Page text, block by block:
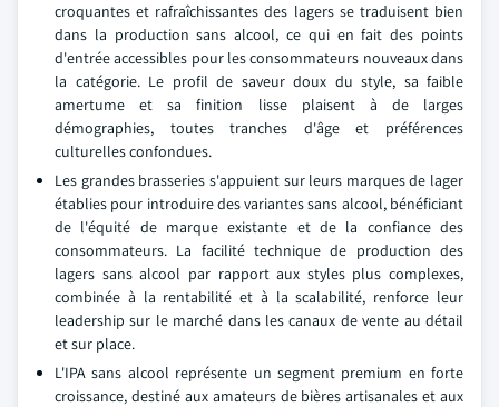
croquantes et rafraîchissantes des lagers se traduisent bien
dans la production sans alcool, ce qui en fait des points
d'entrée accessibles pour les consommateurs nouveaux dans
la catégorie. Le profil de saveur doux du style, sa faible
amertume et sa finition lisse plaisent à de larges
démographies, toutes tranches d'âge et préférences
culturelles confondues.
Les grandes brasseries s'appuient sur leurs marques de lager
établies pour introduire des variantes sans alcool, bénéficiant
de l'équité de marque existante et de la confiance des
consommateurs. La facilité technique de production des
lagers sans alcool par rapport aux styles plus complexes,
combinée à la rentabilité et à la scalabilité, renforce leur
leadership sur le marché dans les canaux de vente au détail
et sur place.
L'IPA sans alcool représente un segment premium en forte
croissance, destiné aux amateurs de bières artisanales et aux